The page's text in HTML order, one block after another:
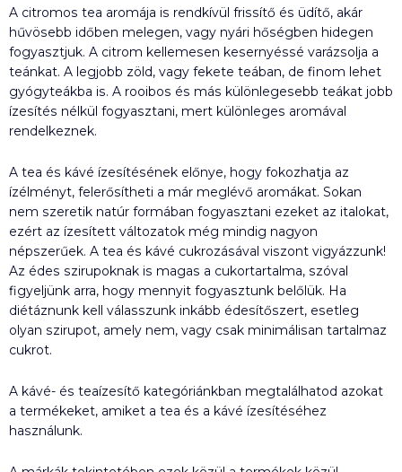
A citromos tea aromája is rendkívül frissítő és üdítő, akár
hűvösebb időben melegen, vagy nyári hőségben hidegen
fogyasztjuk. A citrom kellemesen kesernyéssé varázsolja a
teánkat. A legjobb zöld, vagy fekete teában, de finom lehet
gyógyteákba is. A rooibos és más különlegesebb teákat jobb
ízesítés nélkül fogyasztani, mert különleges aromával
rendelkeznek.
A tea és kávé ízesítésének előnye, hogy fokozhatja az
ízélményt, felerősítheti a már meglévő aromákat. Sokan
nem szeretik natúr formában fogyasztani ezeket az italokat,
ezért az ízesített változatok még mindig nagyon
népszerűek. A tea és kávé cukrozásával viszont vigyázzunk!
Az édes szirupoknak is magas a cukortartalma, szóval
figyeljünk arra, hogy mennyit fogyasztunk belőlük. Ha
diétáznunk kell válasszunk inkább édesítőszert, esetleg
olyan szirupot, amely nem, vagy csak minimálisan tartalmaz
cukrot.
A kávé- és teaízesítő kategóriánkban megtalálhatod azokat
a termékeket, amiket a tea és a kávé ízesítéséhez
használunk.